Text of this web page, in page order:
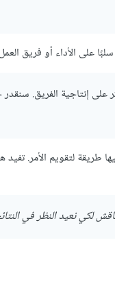
على الأداء أو فريق
إنتاجية الفريق.
لتقويم الأمر. تفيد
لكي نعيد النظر في